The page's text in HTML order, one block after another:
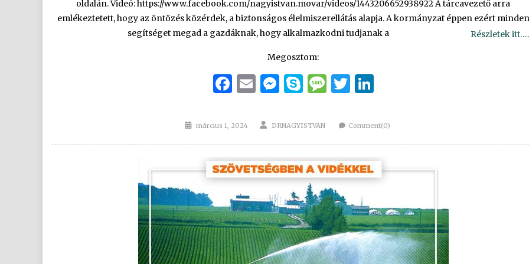
oldalán. Videó: https://www.facebook.com/nagyistvan.movar/videos/1443206652938922 A tárcavezető arra
emlékeztetett, hogy az öntözés közérdek, a biztonságos élelmiszerellátás alapja. A kormányzat éppen ezért minden
segítséget megad a gazdáknak, hogy alkalmazkodni tudjanak a
Részletek itt….
Megosztom:
Facebook
Email
Messenger
Skype
Message
Twitter
LinkedIn
Posted
március 1, 2024 Author
DRNAGYISTVAN Comment(0)